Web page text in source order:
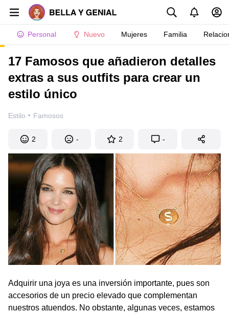
Personal Nuevo Mujeres Familia
17 Famosos que añadieron detalles
extras a sus outfits para crear un
estilo único
Estilo · Famosos
2 - 2 -
Adquirir una joya es una inversión importante, pues son
accesorios de un precio elevado que complementan
nuestros atuendos. No obstante, algunas veces, estamos